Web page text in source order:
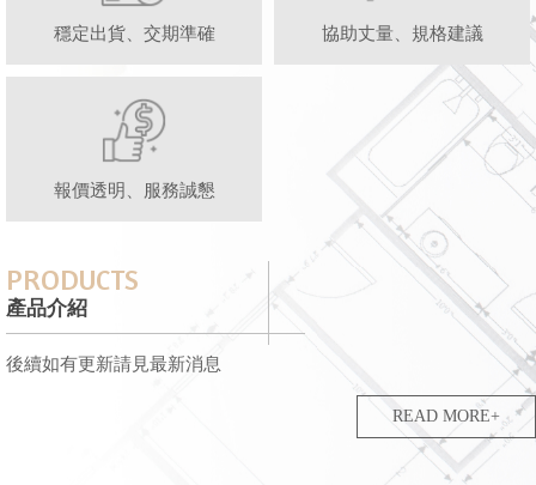
穩定出貨、交期準確 協助丈量、規格建議
報價透明、服務誠懇
PRODUCTS
產品介紹
後續如有更新請見最新消息
READ MORE+